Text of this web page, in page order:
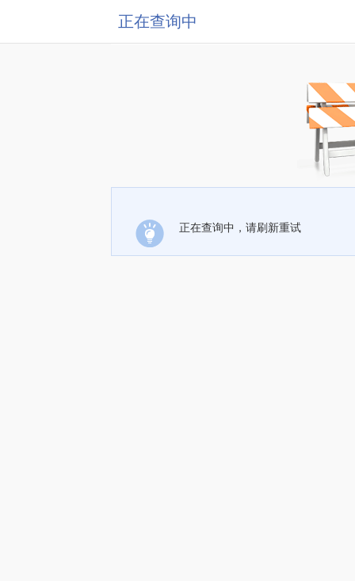
正在查询中
正在查询中，请刷新重试